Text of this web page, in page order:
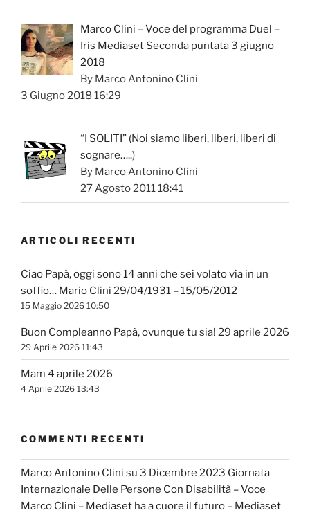
Marco Clini – Voce del programma Duel –
Iris Mediaset Seconda puntata 3 giugno
2018
By Marco Antonino Clini
3 Giugno 2018 16:29
“I SOLITI” (Noi siamo liberi, liberi, liberi di
sognare…..)
By Marco Antonino Clini
27 Agosto 2011 18:41
ARTICOLI RECENTI
Ciao Papà, oggi sono 14 anni che sei volato via in un
soffio… Mario Clini 29/04/1931 – 15/05/2012
15 Maggio 2026 10:50
Buon Compleanno Papà, ovunque tu sia! 29 aprile 2026
29 Aprile 2026 11:43
Mam 4 aprile 2026
4 Aprile 2026 13:43
COMMENTI RECENTI
Marco Antonino Clini su 3 Dicembre 2023 Giornata
Internazionale Delle Persone Con Disabilità – Voce
Marco Clini – Mediaset ha a cuore il futuro – Mediaset